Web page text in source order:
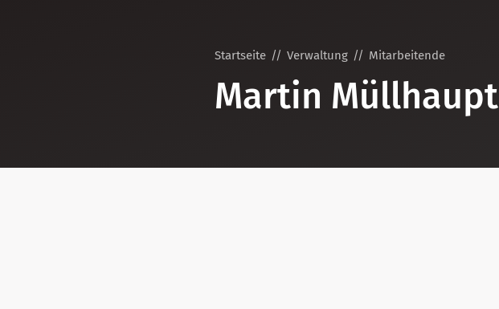
Startseite Verwaltung Mitarbeitende
Martin Müllhaupt